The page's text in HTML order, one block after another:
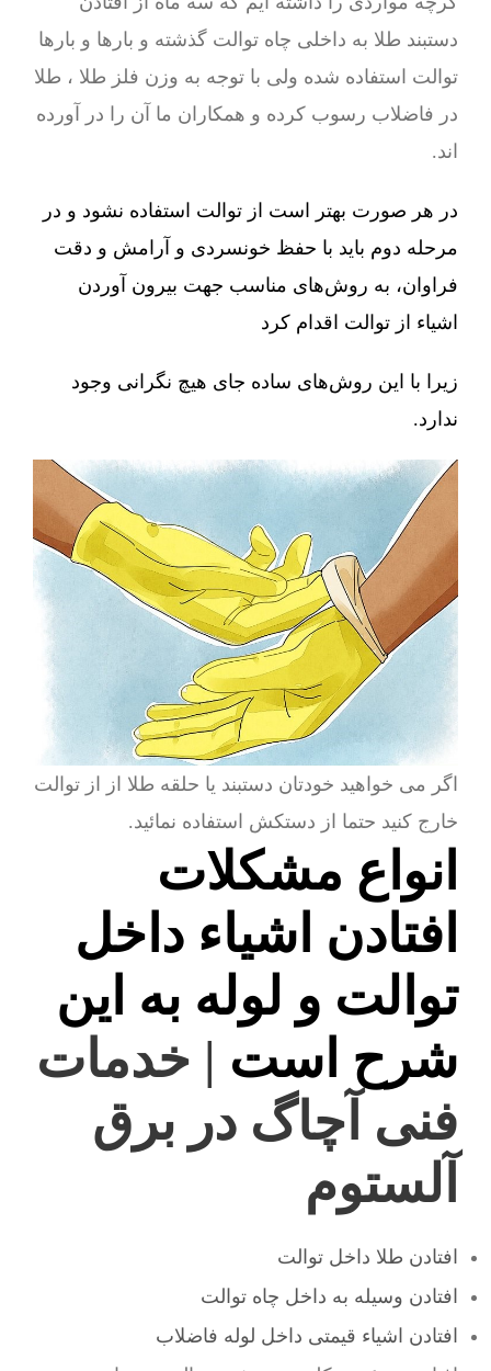
دستبند طلا به داخلی چاه توالت گذشته و بارها و بارها
توالت استفاده شده ولی با توجه به وزن فلز طلا ، طلا
در فاضلاب رسوب کرده و همکاران ما آن را در آورده
اند.
در هر صورت بهتر است از توالت استفاده نشود و در
مرحله دوم باید با حفظ خونسردی و آرامش و دقت
فراوان، به روش‌های مناسب جهت بیرون آوردن
اشیاء از توالت اقدام کرد
زیرا با این روش‌های ساده جای هیچ نگرانی وجود
ندارد.
اگر می خواهید خودتان دستبند یا حلقه طلا از از توالت
خارج کنید حتما از دستکش استفاده نمائید.
انواع مشکلات
افتادن اشیاء داخل
توالت و لوله به این
شرح است | خدمات
فنی آچاگ در برق
آلستوم
افتادن طلا داخل توالت
افتادن وسیله به داخل چاه توالت
افتادن اشیاء قیمتی داخل لوله فاضلاب